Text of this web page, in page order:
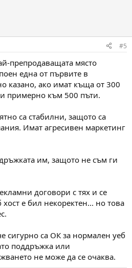
#5
препродаващата място
една от първите в
казано, ако имат къща от 300
примерно към 500 пъти.
са стабилни, защото са
Имат агресивен маркетинг
им, защото не съм ги
договори с тях и се
хост е бил некоректен... но това
сигурно са ОК за нормален уеб
поддръжка или
не може да се очаква.